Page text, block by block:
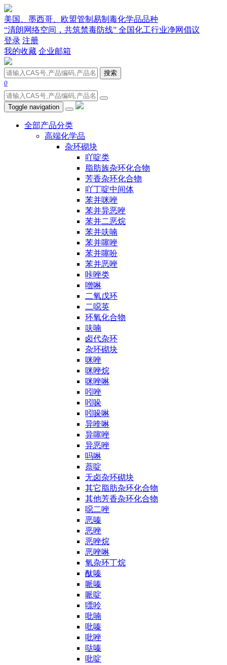
美国、墨西哥、欧盟管制易制毒化学品品种
“清朗网络空间，共筑禁毒防线” 全国化工行业净网倡议
登录 注册
我的收藏 企业邮箱
搜索
0
Toggle navigation
全部产品分类
高端化学品
杂环砌块
吖啶类
脂肪族杂环化合物
芳香杂环化合物
吖丁啶中间体
苯并咪唑
苯并异恶唑
苯并二恶烷
苯并呋喃
苯并噻唑
苯并噻吩
苯并恶唑
咔唑类
噌啉
二氧戊环
二噁英
环氧化合物
呋喃
卤代杂环
杂环砌块
咪唑
咪唑烷
咪唑啉
吲唑
吲哚
吲哚啉
异喹啉
异噻唑
异恶唑
吗啉
萘啶
无卤杂环砌块
其它脂肪杂环化合物
其他芳香杂环化合物
噁二唑
恶嗪
恶唑
恶唑烷
恶唑啉
氧杂环丁烷
酞嗪
哌嗪
哌啶
嘌呤
吡喃
吡嗪
吡唑
哒嗪
吡啶